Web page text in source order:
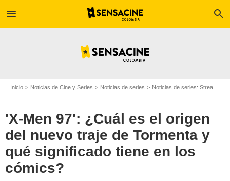
menu search
Inicio Noticias de Cine y Series Noticias de series Noticias de series: Streaming
'X-Men 97': ¿Cuál es el origen
del nuevo traje de Tormenta y
qué significado tiene en los
cómics?